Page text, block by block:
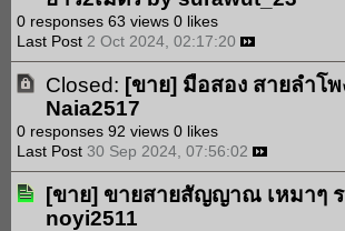
0 responses 63 views 0 likes
Last Post 2 Oct 2024, 02:17:20
Closed: [ขาย] มือสอง สายลำโพ
Naia2517
0 responses 92 views 0 likes
Last Post 30 Sep 2024, 07:56:02
[ขาย] ขายสายสัญญาณ เหมาๆ
noyi2511